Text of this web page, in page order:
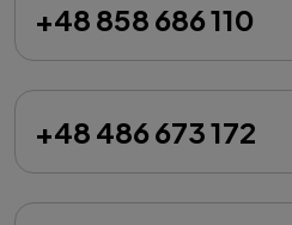
+48 858 686 110
+48 486 673 172